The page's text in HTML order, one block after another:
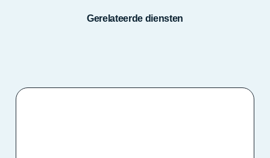
Gerelateerde diensten